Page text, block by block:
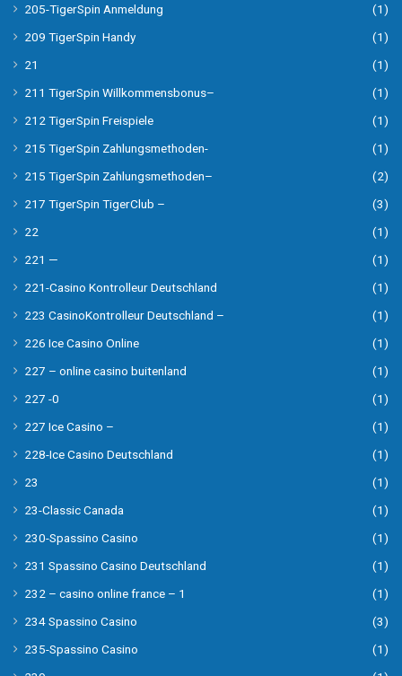
205-TigerSpin Anmeldung
(1)
209 TigerSpin Handy
(1)
21
(1)
211 TigerSpin Willkommensbonus–
(1)
212 TigerSpin Freispiele
(1)
215 TigerSpin Zahlungsmethoden-
(1)
215 TigerSpin Zahlungsmethoden–
(2)
217 TigerSpin TigerClub –
(3)
22
(1)
221 —
(1)
221-Casino Kontrolleur Deutschland
(1)
223 CasinoKontrolleur Deutschland –
(1)
226 Ice Casino Online
(1)
227 – online casino buitenland
(1)
227 -0
(1)
227 Ice Casino –
(1)
228-Ice Casino Deutschland
(1)
23
(1)
23-Classic Canada
(1)
230-Spassino Casino
(1)
231 Spassino Casino Deutschland
(1)
232 – casino online france – 1
(1)
234 Spassino Casino
(3)
235-Spassino Casino
(1)